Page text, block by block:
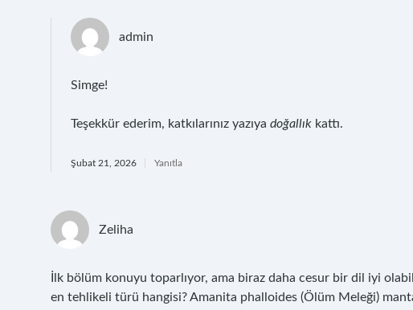
admin
Simge!
Teşekkür ederim, katkılarınız yazıya doğallık kattı.
Şubat 21, 2026 Yanıtla
Zeliha
İlk bölüm konuyu toparlıyor, ama biraz daha cesur bir dil iyi
en tehlikeli türü hangisi? Amanita phalloides (Ölüm Meleği)